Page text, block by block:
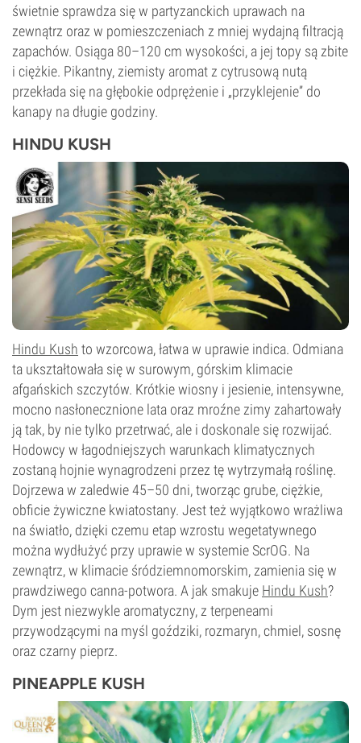
świetnie sprawdza się w partyzanckich uprawach na
zewnątrz oraz w pomieszczeniach z mniej wydajną filtracją
zapachów. Osiąga 80–120 cm wysokości, a jej topy są zbite
i ciężkie. Pikantny, ziemisty aromat z cytrusową nutą
przekłada się na głębokie odprężenie i „przyklejenie” do
kanapy na długie godziny.
HINDU KUSH
Hindu Kush to wzorcowa, łatwa w uprawie indica. Odmiana
ta ukształtowała się w surowym, górskim klimacie
afgańskich szczytów. Krótkie wiosny i jesienie, intensywne,
mocno nasłonecznione lata oraz mroźne zimy zahartowały
ją tak, by nie tylko przetrwać, ale i doskonale się rozwijać.
Hodowcy w łagodniejszych warunkach klimatycznych
zostaną hojnie wynagrodzeni przez tę wytrzymałą roślinę.
Dojrzewa w zaledwie 45–50 dni, tworząc grube, ciężkie,
obficie żywiczne kwiatostany. Jest też wyjątkowo wrażliwa
na światło, dzięki czemu etap wzrostu wegetatywnego
można wydłużyć przy uprawie w systemie ScrOG. Na
zewnątrz, w klimacie śródziemnomorskim, zamienia się w
prawdziwego canna-potwora. A jak smakuje Hindu Kush?
Dym jest niezwykle aromatyczny, z terpeneami
przywodzącymi na myśl goździki, rozmaryn, chmiel, sosnę
oraz czarny pieprz.
PINEAPPLE KUSH